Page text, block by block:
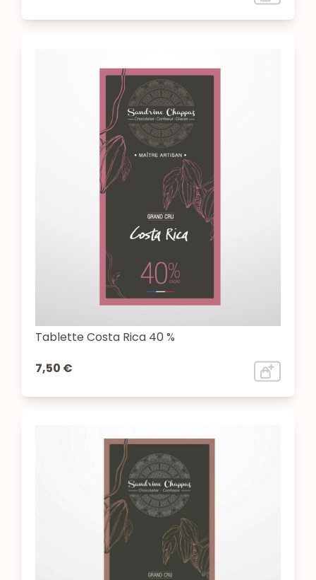
Tablette Costa Rica 40 %
7,50 €